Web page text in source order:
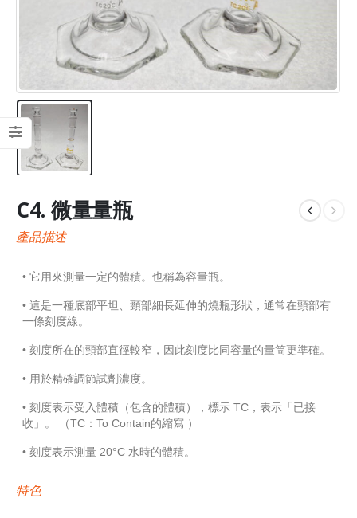
C4. 微量量瓶
產品描述
• 它用來測量一定的體積。也稱為容量瓶。
• 這是一種底部平坦、頸部細長延伸的燒瓶形狀，通常在頸部有
一條刻度線。
• 刻度所在的頸部直徑較窄，因此刻度比同容量的量筒更準確。
• 用於精確調節試劑濃度。
• 刻度表示受入體積（包含的體積），標示 TC，表示「已接
收」。 （TC：To Contain的縮寫 ）
• 刻度表示測量 20°C 水時的體積。
特色